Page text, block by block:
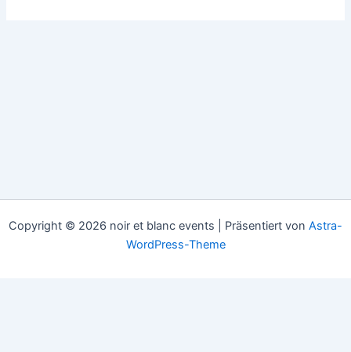
Copyright © 2026 noir et blanc events | Präsentiert von Astra-
WordPress-Theme